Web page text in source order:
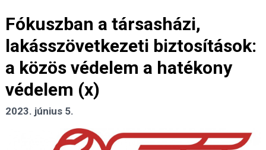
Fókuszban a társasházi,
lakásszövetkezeti biztosítások:
a közös védelem a hatékony
védelem (x)
2023. június 5.